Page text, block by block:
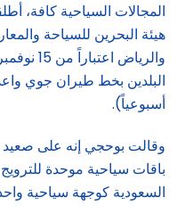
المجالات السياحية كافة،
هيئة البحرين للسياحة
أسبوعياً).
وقالت بوحجي إنه على
باقات سياحية موحدة
السعودية كوجهة سياحية